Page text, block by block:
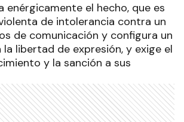
enérgicamente el hecho, que es
de intolerancia contra un
de comunicación y configura un
libertad de expresión, y exige el
y la sanción a sus